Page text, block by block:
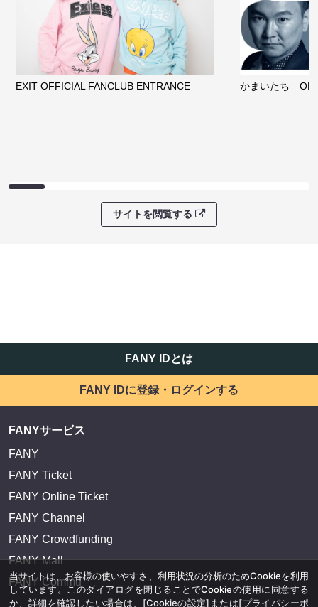
EXIT OFFICIAL FANCLUB ENTRANCE かまいたち
サイトを閲覧する
FANY IDとは
FANY IDに登録・ログインする
FANYサービス
FANY
FANY Ticket
FANY Online Ticket
FANY Channel
FANY Crowdfunding
FANY Mall
FANY Commu
当サイトは、お客様の使いやすさ、利用状況の分析のためCookieを利用
しています。このダイアログを閉じることでCookieの使用に同意する
か、詳細を確認したい場合は、 [Cookieの設定] または[プライバシーポ